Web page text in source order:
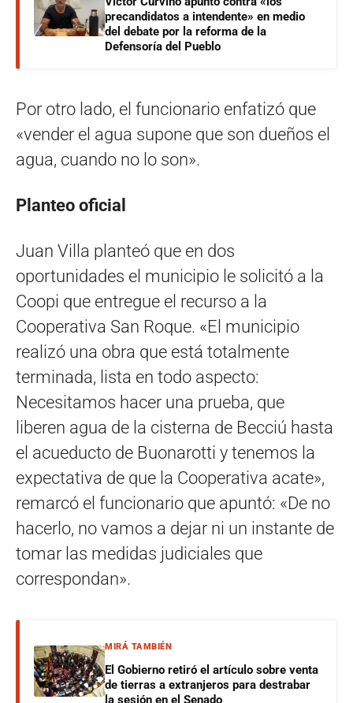
precandidatos a intendente» en medio
del debate por la reforma de la
Defensoría del Pueblo
Por otro lado, el funcionario enfatizó que
«vender el agua supone que son dueños el
agua, cuando no lo son».
Planteo oficial
Juan Villa planteó que en dos
oportunidades el municipio le solicitó a la
Coopi que entregue el recurso a la
Cooperativa San Roque. «El municipio
realizó una obra que está totalmente
terminada, lista en todo aspecto:
Necesitamos hacer una prueba, que
liberen agua de la cisterna de Becciú hasta
el acueducto de Buonarotti y tenemos la
expectativa de que la Cooperativa acate»,
remarcó el funcionario que apuntó: «De no
hacerlo, no vamos a dejar ni un instante de
tomar las medidas judiciales que
correspondan».
MIRÁ TAMBIÉN
El Gobierno retiró el artículo sobre venta
de tierras a extranjeros para destrabar
la sesión en el Senado